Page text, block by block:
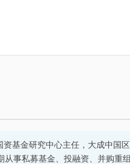
基金研究中心主任，大成中国
事私募基金、投融资、并购重